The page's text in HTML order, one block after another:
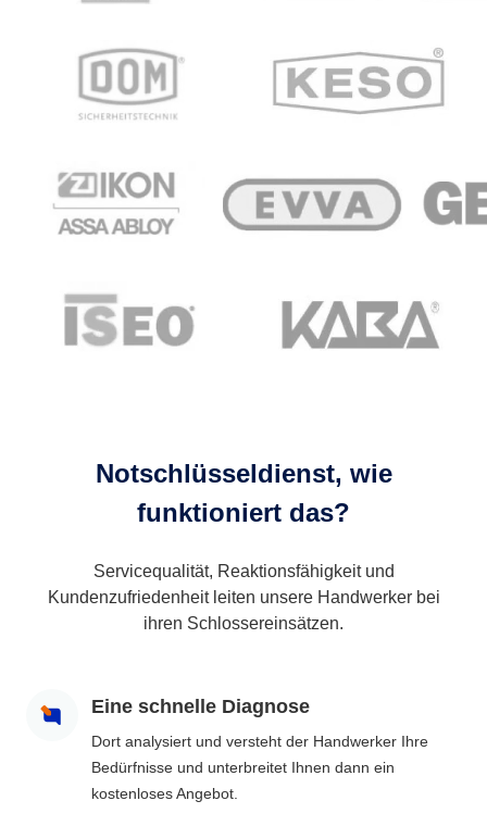
Notschlüsseldienst, wie
funktioniert das?
Servicequalität, Reaktionsfähigkeit und
Kundenzufriedenheit leiten unsere Handwerker bei
ihren Schlossereinsätzen.
Eine schnelle Diagnose
Dort analysiert und versteht der Handwerker Ihre
Bedürfnisse und unterbreitet Ihnen dann ein
kostenloses Angebot.